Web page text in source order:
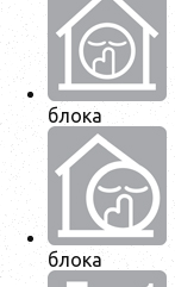
блока
блока